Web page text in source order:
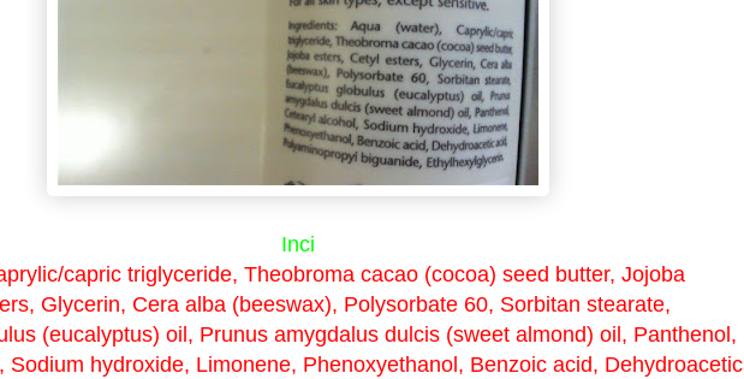
Inci
capric triglyceride, Theobroma cacao (cocoa) seed butter, Jojoba
Glycerin, Cera alba (beeswax), Polysorbate 60, Sorbitan stearate,
(eucalyptus) oil, Prunus amygdalus dulcis (sweet almond) oil, Panthenol,
Sodium hydroxide, Limonene, Phenoxyethanol, Benzoic acid, Dehydroacetic